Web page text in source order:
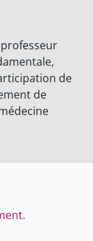
de
de